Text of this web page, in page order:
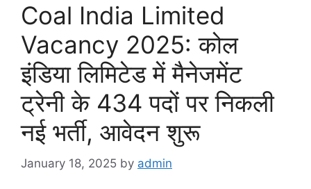
Coal India Limited
Vacancy 2025: कोल
इंडिया लिमिटेड में मैनेजमेंट
ट्रेनी के 434 पदों पर निकली
नई भर्ती, आवेदन शुरू
January 18, 2025 by admin